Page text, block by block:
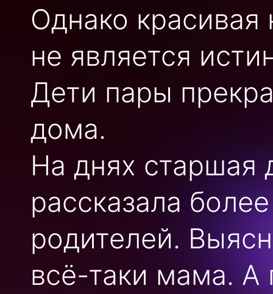
Однако красивая
не является
Дети пары
дома.
На днях старшая
рассказала
родителей.
всё-таки мама.